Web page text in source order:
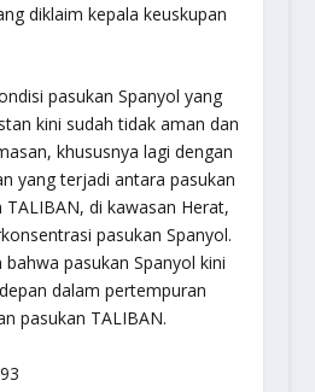
diklaim kepala keuskupan
pasukan Spanyol yang
kini sudah tidak aman dan
khususnya lagi dengan
yang terjadi antara pasukan
TALIBAN, di kawasan Herat,
pasukan Spanyol.
pasukan Spanyol kini
dalam pertempuran
pasukan TALIBAN.